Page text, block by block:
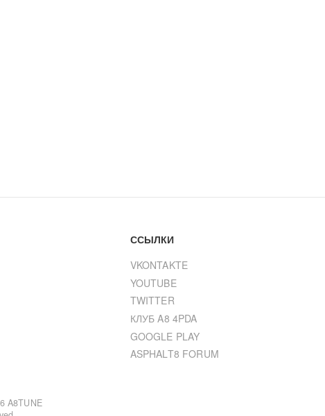
ССЫЛКИ
VKONTAKTE
YOUTUBE
TWITTER
КЛУБ A8 4PDA
GOOGLE PLAY
ASPHALT8 FORUM
A8TUNE